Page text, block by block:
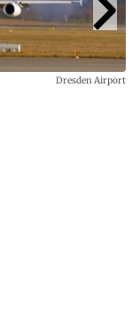
Dresden Airport